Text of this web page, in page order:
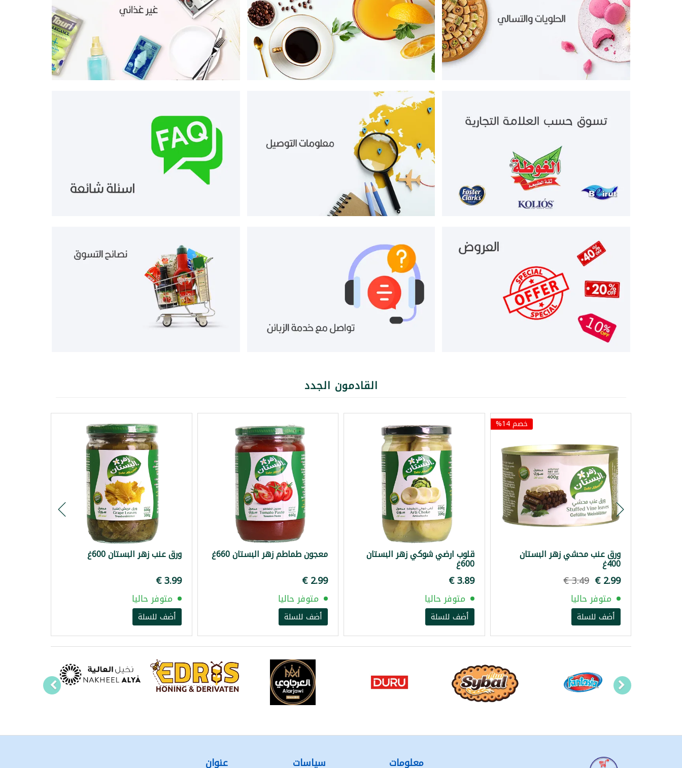
القادمون الجدد
خصم 14%
ورق عنب محشي زهر البستان
400غ
متوفر حاليا
أضف للسلة
قلوب ارضي شوكي زهر البستان
600غ
‏3.89 €
متوفر حاليا
أضف للسلة
معجون طماطم زهر البستان 660غ
متوفر حاليا
أضف للسلة
ورق عنب زهر البستان 600غ
‏3.99 €
متوفر حاليا
أضف للسلة
معلومات سياسات عنوان